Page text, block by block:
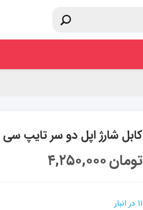
کابل شارژ اپل دو سر تایپ سی ۶۰ وات
۴,۲۵۰,۰۰۰تومان
۱۱ در انبار